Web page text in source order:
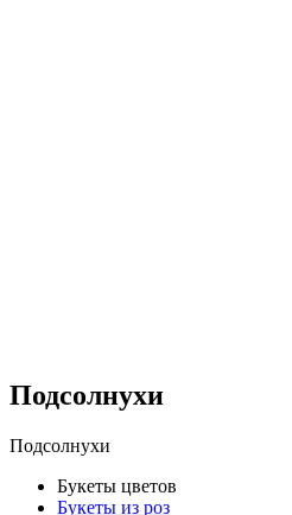
Подсолнухи
Подсолнухи
Букеты цветов
Букеты из роз